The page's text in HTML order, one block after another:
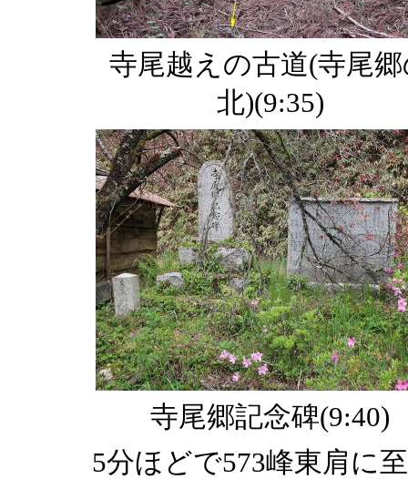
寺尾越えの古道(寺尾
北)(9:35)
寺尾郷記念碑(9:40)
5分ほどで573峰東肩に